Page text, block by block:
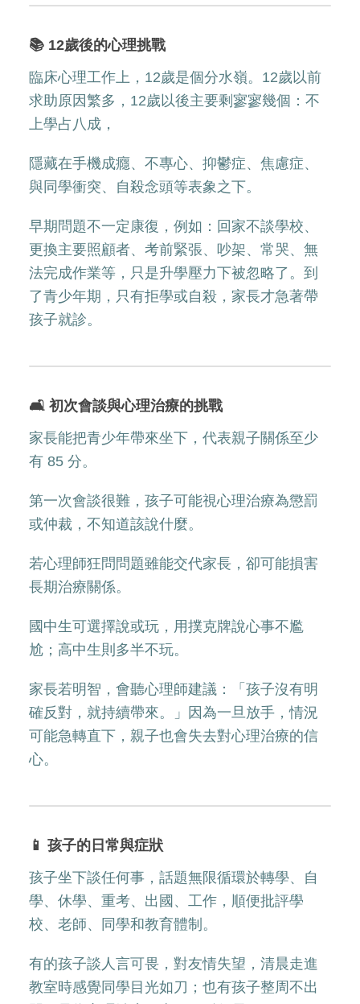
📚 12歲後的心理挑戰
臨床心理工作上，12歲是個分水嶺。12歲以前
求助原因繁多，12歲以後主要剩寥寥幾個：不
上學占八成，
隱藏在手機成癮、不專心、抑鬱症、焦慮症、
與同學衝突、自殺念頭等表象之下。
早期問題不一定康復，例如：回家不談學校、
更換主要照顧者、考前緊張、吵架、常哭、無
法完成作業等，只是升學壓力下被忽略了。到
了青少年期，只有拒學或自殺，家長才急著帶
孩子就診。
🛋️ 初次會談與心理治療的挑戰
家長能把青少年帶來坐下，代表親子關係至少
有 85 分。
第一次會談很難，孩子可能視心理治療為懲罰
或仲裁，不知道該說什麼。
若心理師狂問問題雖能交代家長，卻可能損害
長期治療關係。
國中生可選擇說或玩，用撲克牌說心事不尷
尬；高中生則多半不玩。
家長若明智，會聽心理師建議：「孩子沒有明
確反對，就持續帶來。」因為一旦放手，情況
可能急轉直下，親子也會失去對心理治療的信
心。
📱 孩子的日常與症狀
孩子坐下談任何事，話題無限循環於轉學、自
學、休學、重考、出國、工作，順便批評學
校、老師、同學和教育體制。
有的孩子談人言可畏，對友情失望，清晨走進
教室時感覺同學目光如刀；也有孩子整周不出